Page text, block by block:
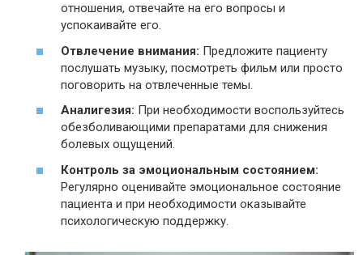
отношения, отвечайте на его вопросы и
успокаивайте его.
Отвлечение внимания: Предложите пациенту
послушать музыку, посмотреть фильм или просто
поговорить на отвлеченные темы.
Аналигезия: При необходимости воспользуйтесь
обезболивающими препаратами для снижения
болевых ощущений.
Контроль за эмоциональным состоянием:
Регулярно оценивайте эмоциональное состояние
пациента и при необходимости оказывайте
психологическую поддержку.